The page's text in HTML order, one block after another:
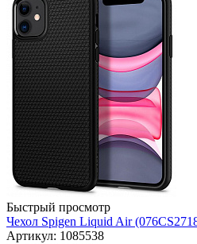
Быстрый просмотр
Чехол Spigen Liquid Air
Артикул: 1085538